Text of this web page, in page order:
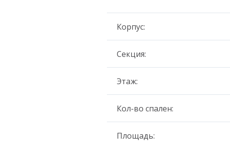
Корпус:
Секция:
Этаж:
Кол-во спален:
Площадь: